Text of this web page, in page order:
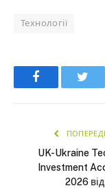
Технології
Facebook
UK-Ukraine
Investment
2026